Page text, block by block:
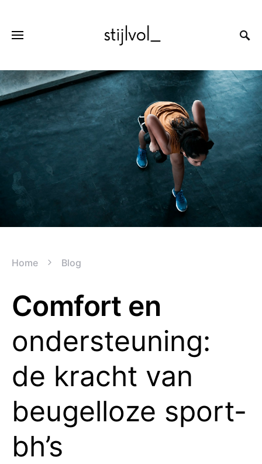
Home Blog
Comfort en
ondersteuning:
de kracht van
beugelloze sport-
bh’s